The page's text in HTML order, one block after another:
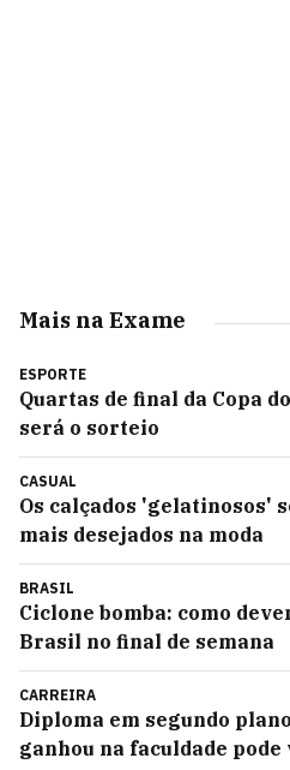
Mais na Exame
ESPORTE
Quartas de final da Copa
será o sorteio
CASUAL
Os calçados 'gelatinosos'
mais desejados na moda
BRASIL
Ciclone bomba: como
Brasil no final de semana
CARREIRA
Diploma em segundo
ganhou na faculdade